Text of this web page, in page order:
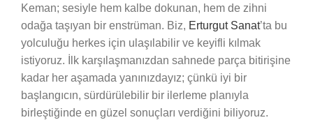
Keman; sesiyle hem kalbe dokunan, hem de zihni
odağa taşıyan bir enstrüman. Biz, Erturgut Sanat’ta bu
yolculuğu herkes için ulaşılabilir ve keyifli kılmak
istiyoruz. İlk karşılaşmanızdan sahnede parça bitirişine
kadar her aşamada yanınızdayız; çünkü iyi bir
başlangıcın, sürdürülebilir bir ilerleme planıyla
birleştiğinde en güzel sonuçları verdiğini biliyoruz.